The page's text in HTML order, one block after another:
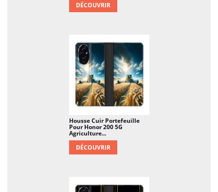
DÉCOUVRIR
Housse Cuir Portefeuille
Pour Honor 200 5G
Agriculture...
DÉCOUVRIR